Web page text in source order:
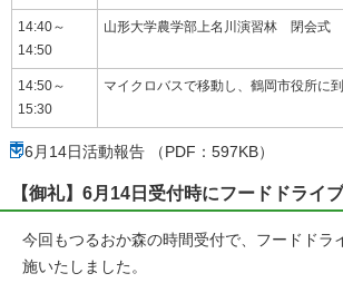
14:40～
14:50
山形大学農学部上名川演習林 閉会式
14:50～
15:30
マイクロバスで移動し、鶴岡市役所に
6月14日活動報告 （PDF：597KB）
【御礼】6月14日受付時にフードドライ
今回もつるおか森の時間受付で、フードドラ
施いたしました。